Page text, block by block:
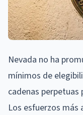
Nevada no ha
mínimos de
cadenas
Los esfuerzos